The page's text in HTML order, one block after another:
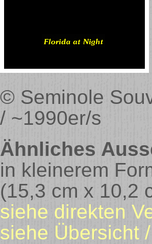
© Seminole
/ ~1990er/s
Ähnliches
in kleinerem
(15,3 cm x 10,2
siehe direkten
siehe Übersicht